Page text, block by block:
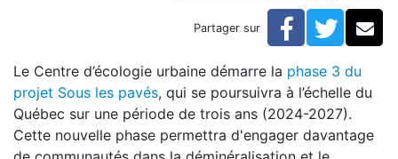
Partager sur Facebook
Le Centre d’écologie urbaine démarre la phase 3 du
projet Sous les pavés, qui se poursuivra à l’échelle du
Québec sur une période de trois ans (2024-2027).
Cette nouvelle phase permettra d'engager davantage